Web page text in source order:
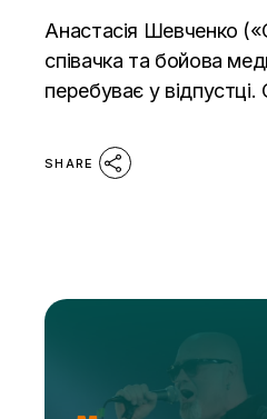
Анастасія Шевченко
співачка та бойова
перебуває у відпустці.
SHARE